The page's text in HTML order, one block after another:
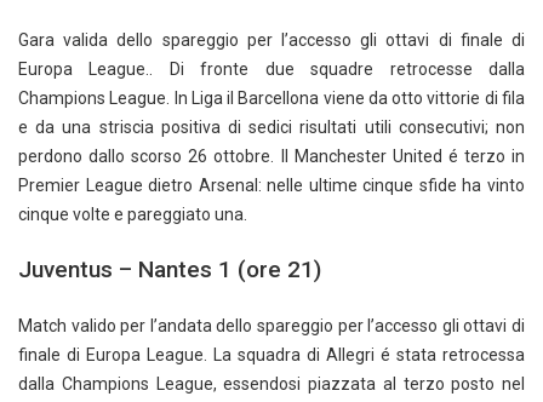
Gara valida dello spareggio per l’accesso gli ottavi di finale di
Europa League.. Di fronte due squadre retrocesse dalla
Champions League. In Liga il Barcellona viene da otto vittorie di fila
e da una striscia positiva di sedici risultati utili consecutivi; non
perdono dallo scorso 26 ottobre. Il Manchester United é terzo in
Premier League dietro Arsenal: nelle ultime cinque sfide ha vinto
cinque volte e pareggiato una.
Juventus – Nantes 1 (ore 21)
Match valido per l’andata dello spareggio per l’accesso gli ottavi di
finale di Europa League. La squadra di Allegri é stata retrocessa
dalla Champions League, essendosi piazzata al terzo posto nel